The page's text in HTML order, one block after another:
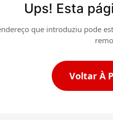
Ups! Esta
que introduziu pode
Voltar À